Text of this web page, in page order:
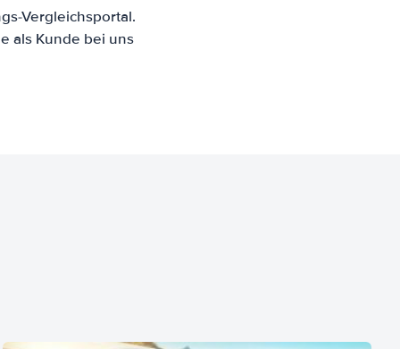
Vergleichsportal.
als Kunde bei uns